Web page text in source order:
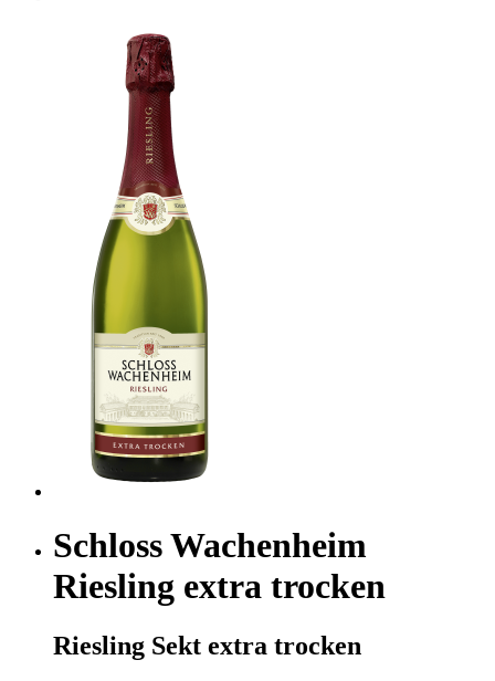
Schloss Wachenheim
Riesling extra trocken
Riesling Sekt extra trocken